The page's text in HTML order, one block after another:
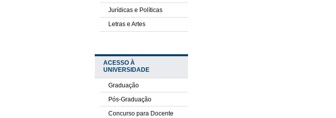
Jurídicas e Políticas
Letras e Artes
ACESSO À
UNIVERSIDADE
Graduação
Pós-Graduação
Concurso para Docente